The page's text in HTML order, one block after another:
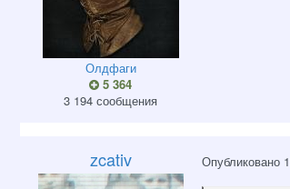
Олдфаги
5 364
3 194 сообщения
zcativ Опубликовано